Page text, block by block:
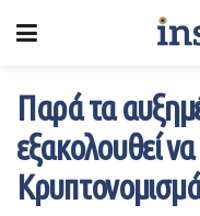
Παρά τα
εξακολουθεί